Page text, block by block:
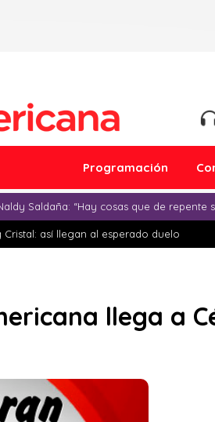
Programación
Saldaña: “Hay cosas que de repente
Cristal: así llegan al esperado duelo
llega a